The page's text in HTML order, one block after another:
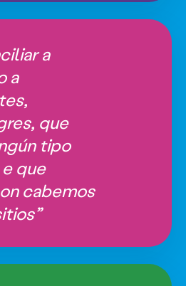
a
a
que
tipo
que
cabemos